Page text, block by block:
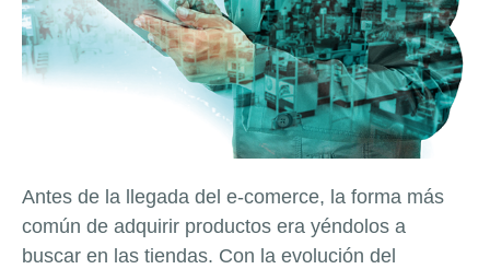
Antes de la llegada del e-comerce, la forma más
común de adquirir productos era yéndolos a
buscar en las tiendas. Con la evolución del